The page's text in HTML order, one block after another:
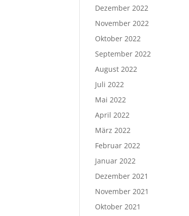
Dezember 2022
November 2022
Oktober 2022
September 2022
August 2022
Juli 2022
Mai 2022
April 2022
März 2022
Februar 2022
Januar 2022
Dezember 2021
November 2021
Oktober 2021